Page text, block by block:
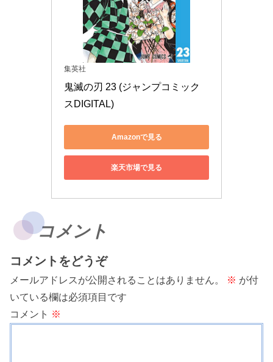
集英社
鬼滅の刃 23 (ジャンプコミック
スDIGITAL)
Amazonで見る
楽天市場で見る
コメント
コメントをどうぞ
メールアドレスが公開されることはありません。 ※ が付
いている欄は必須項目です
コメント ※